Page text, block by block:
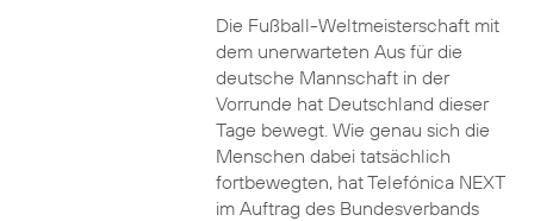
Die Fußball-Weltmeisterschaft mit
dem unerwarteten Aus für die
deutsche Mannschaft in der
Vorrunde hat Deutschland dieser
Tage bewegt. Wie genau sich die
Menschen dabei tatsächlich
fortbewegten, hat Telefónica NEXT
im Auftrag des Bundesverbands